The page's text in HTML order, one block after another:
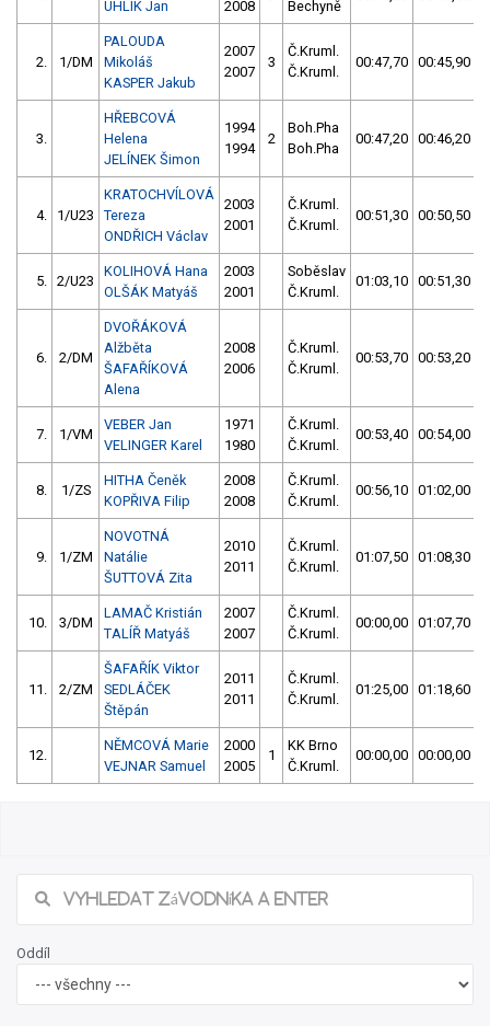
UHLÍK Jan
2008
Bechyně
2. 1/DM
PALOUDA
Mikoláš
KASPER Jakub
2007
2007
3
Č.Kruml.
Č.Kruml.
00:47,70 00:45,90
3.
HŘEBCOVÁ
Helena
JELÍNEK Šimon
1994
1994
2
Boh.Pha
Boh.Pha
00:47,20 00:46,20
4. 1/U23
KRATOCHVÍLOVÁ
Tereza
ONDŘICH Václav
2003
2001
Č.Kruml.
Č.Kruml.
00:51,30 00:50,50
5. 2/U23
KOLIHOVÁ Hana
OLŠÁK Matyáš
2003
2001
Soběslav
Č.Kruml.
01:03,10 00:51,30
6. 2/DM
DVOŘÁKOVÁ
Alžběta
ŠAFAŘÍKOVÁ
Alena
2008
2006
Č.Kruml.
Č.Kruml.
00:53,70 00:53,20
7. 1/VM
VEBER Jan
VELINGER Karel
1971
1980
Č.Kruml.
Č.Kruml.
00:53,40 00:54,00
8. 1/ZS
HITHA Čeněk
KOPŘIVA Filip
2008
2008
Č.Kruml.
Č.Kruml.
00:56,10 01:02,00
9. 1/ZM
NOVOTNÁ
Natálie
ŠUTTOVÁ Zita
2010
2011
Č.Kruml.
Č.Kruml.
01:07,50 01:08,30
10. 3/DM
LAMAČ Kristián
TALÍŘ Matyáš
2007
2007
Č.Kruml.
Č.Kruml.
00:00,00 01:07,70
11. 2/ZM
ŠAFAŘÍK Viktor
SEDLÁČEK
Štěpán
2011
2011
Č.Kruml.
Č.Kruml.
01:25,00 01:18,60
12.
NĚMCOVÁ Marie
VEJNAR Samuel
2000
2005
1
KK Brno
Č.Kruml.
00:00,00 00:00,00
Oddíl